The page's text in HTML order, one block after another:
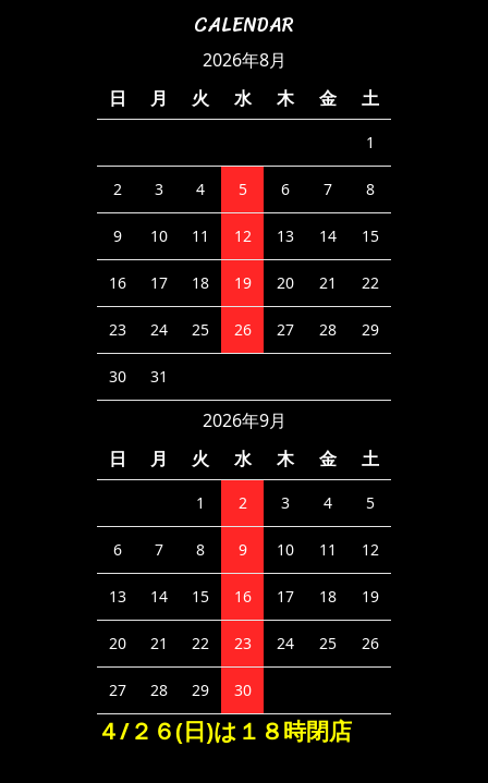
CALENDAR
2026年8月
日
月 火 水 木 金 土
1
2 3 4 5 6 7 8
9 10 11 12 13 14 15
16 17 18 19 20 21 22
23 24 25 26 27 28 29
30 31
2026年9月
日
月 火 水 木 金 土
1 2 3 4 5
6 7 8 9 10 11 12
13 14 15 16 17 18 19
20 21 22 23 24 25 26
27 28 29 30
４/２６(日)は１８時閉店